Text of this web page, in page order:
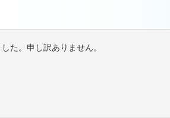
た。申し訳ありません。